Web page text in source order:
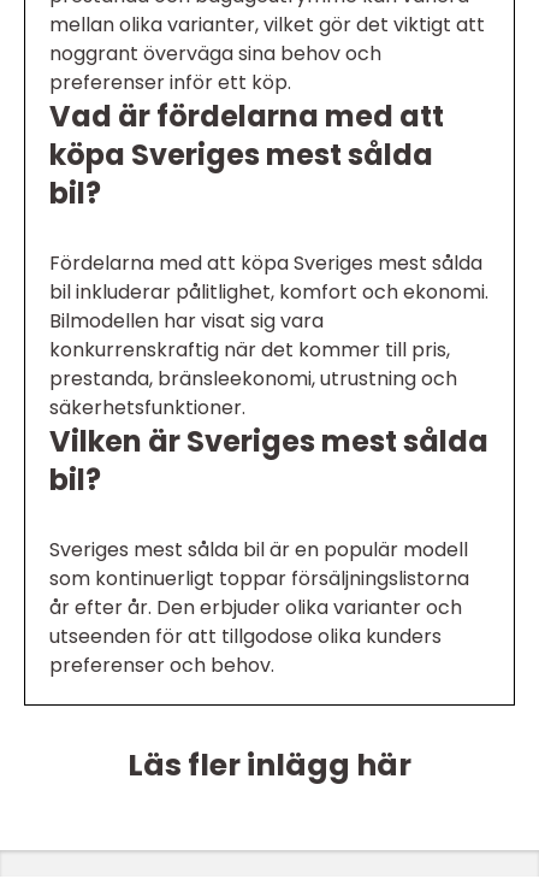
mellan olika varianter, vilket gör det viktigt att
noggrant överväga sina behov och
preferenser inför ett köp.
Vad är fördelarna med att
köpa Sveriges mest sålda
bil?
Fördelarna med att köpa Sveriges mest sålda
bil inkluderar pålitlighet, komfort och ekonomi.
Bilmodellen har visat sig vara
konkurrenskraftig när det kommer till pris,
prestanda, bränsleekonomi, utrustning och
säkerhetsfunktioner.
Vilken är Sveriges mest sålda
bil?
Sveriges mest sålda bil är en populär modell
som kontinuerligt toppar försäljningslistorna
år efter år. Den erbjuder olika varianter och
utseenden för att tillgodose olika kunders
preferenser och behov.
Läs fler inlägg här